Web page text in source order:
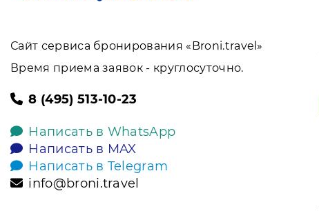
Сайт сервиса бронирования «Broni.travel»
Время приема заявок - круглосуточно.
8 (495) 513-10-23
Написать в WhatsApp
Написать в MAX
Написать в Telegram
info@broni.travel